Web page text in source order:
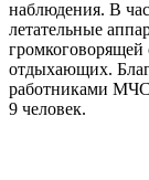
наблюдения. В
летательные
громкоговорящей
отдыхающих.
работниками
9 человек.